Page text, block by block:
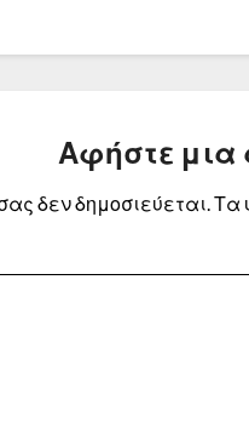
Αφήστε μια
δεν δημοσιεύεται.Τα